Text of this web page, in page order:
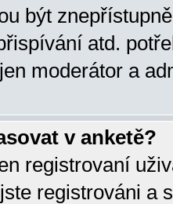
být
atd.
moderátor a
v anketě?
registrovaní
registrováni a